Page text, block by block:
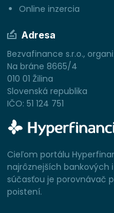
Online inzercia
Adresa
Bezvafinance s.r.o.,
Na bráne 8665/4
010 01 Žilina
Slovenská republika
IČO: 51 124 751
Cieľom portálu
najrôznejších bankových
súčasťou je porovnávač
poistení.